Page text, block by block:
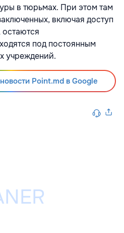
в тюрьмах. При этом там
включая доступ
под постоянным
учреждений.
Point.md в Google